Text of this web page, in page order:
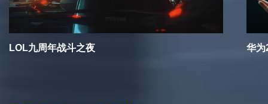
LOL九周年战斗之夜 华为